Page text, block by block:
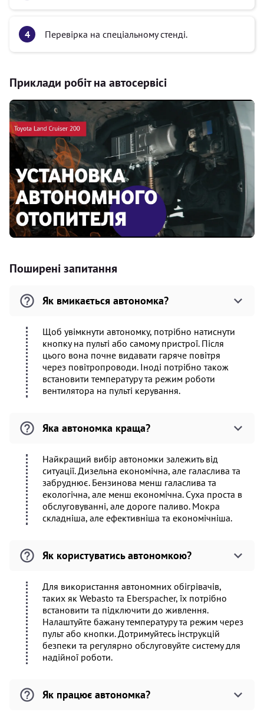
Перевірка на спеціальному стенді.
Приклади робіт на автосервісі
Поширені запитання
Як вмикається автономка?
Щоб увімкнути автономку, потрібно натиснути
кнопку на пульті або самому пристрої. Після
цього вона почне видавати гаряче повітря
через повітропроводи. Іноді потрібно також
встановити температуру та режим роботи
вентилятора на пульті керування.
Яка автономка краща?
Найкращий вибір автономки залежить від
ситуації. Дизельна економічна, але галаслива та
забруднює. Бензинова менш галаслива та
екологічна, але менш економічна. Суха проста в
обслуговуванні, але дороге паливо. Мокра
складніша, але ефективніша та економічніша.
Як користуватись автономкою?
Для використання автономних обігрівачів,
таких як Webasto та Eberspacher, їх потрібно
встановити та підключити до живлення.
Налаштуйте бажану температуру та режим через
пульт або кнопки. Дотримуйтесь інструкцій
безпеки та регулярно обслуговуйте систему для
надійної роботи.
Як працює автономка?